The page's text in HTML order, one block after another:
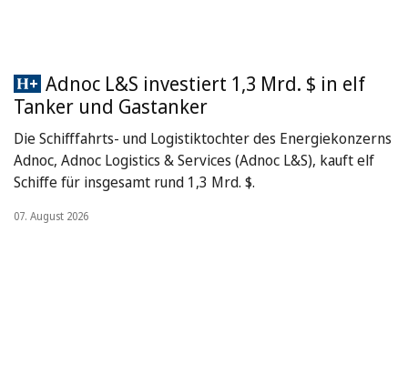
Adnoc L&S investiert 1,3 Mrd. $ in elf
Tanker und Gastanker
Die Schifffahrts- und Logistiktochter des Energiekonzerns
Adnoc, Adnoc Logistics & Services (Adnoc L&S), kauft elf
Schiffe für insgesamt rund 1,3 Mrd. $.
07. August 2026